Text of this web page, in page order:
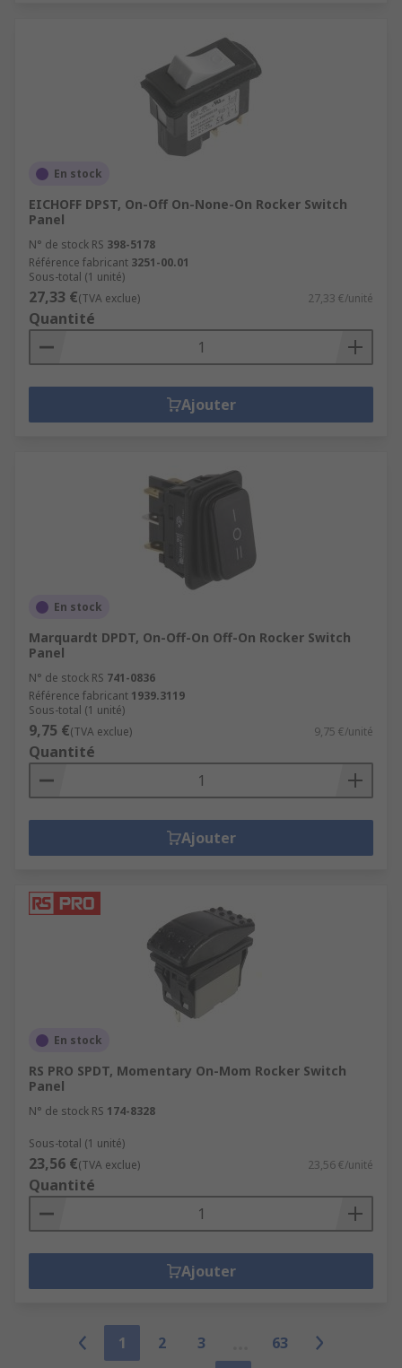
En stock
EICHOFF DPST, On-Off On-None-On Rocker Switch
Panel
N° de stock RS 398-5178
Référence fabricant 3251-00.01
Sous-total (1 unité)
27,33 €(TVA exclue) 27,33 €/unité
Quantité
Ajouter
En stock
Marquardt DPDT, On-Off-On Off-On Rocker Switch
Panel
N° de stock RS 741-0836
Référence fabricant 1939.3119
Sous-total (1 unité)
9,75 €(TVA exclue) 9,75 €/unité
Quantité
Ajouter
En stock
RS PRO SPDT, Momentary On-Mom Rocker Switch
Panel
N° de stock RS 174-8328
Sous-total (1 unité)
23,56 €(TVA exclue) 23,56 €/unité
Quantité
Ajouter
1 2 3
63